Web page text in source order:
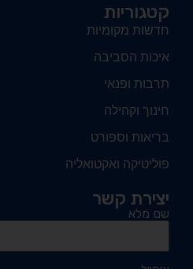
קטגוריות
חדשות מקומיות
איכות הסביבה
תרבות ופנאי
חינוך וקהילה
בריאות וספורט
פוליטיקה ואקטואליה
יצירת קשר
שם מלא